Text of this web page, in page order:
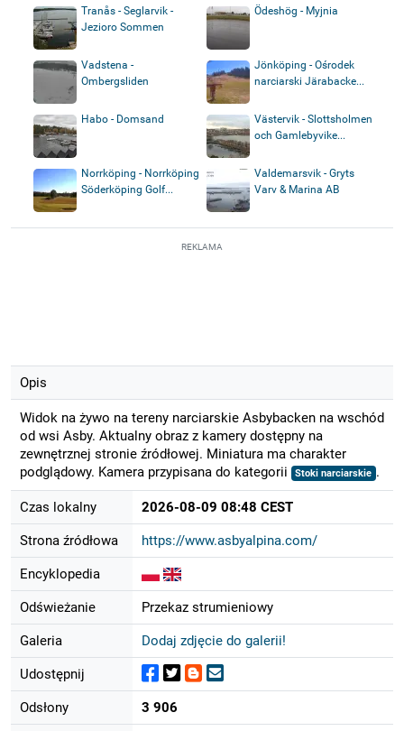
Tranås - Seglarvik -
Jezioro Sommen
Ödeshög - Myjnia
Vadstena -
Ombergsliden
Jönköping - Ośrodek
narciarski Järabacke...
Habo - Domsand
Västervik - Slottsholmen
och Gamlebyvike...
Norrköping - Norrköping
Söderköping Golf...
Valdemarsvik - Gryts
Varv & Marina AB
REKLAMA
Opis
Widok na żywo na tereny narciarskie Asbybacken na wschód
od wsi Asby. Aktualny obraz z kamery dostępny na
zewnętrznej stronie źródłowej. Miniatura ma charakter
podglądowy. Kamera przypisana do kategorii
Stoki narciarskie .
Czas lokalny 2026-08-09 08:48 CEST
Strona źródłowa https://www.asbyalpina.com/
Encyklopedia
Odświeżanie Przekaz strumieniowy
Galeria Dodaj zdjęcie do galerii!
Udostępnij
Odsłony 3 906